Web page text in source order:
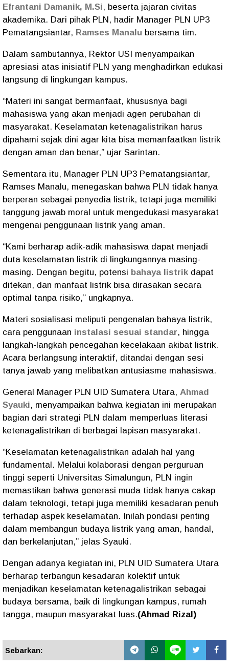
Efrantani Damanik, M.Si, beserta jajaran civitas
akademika. Dari pihak PLN, hadir Manager PLN UP3
Pematangsiantar, Ramses Manalu bersama tim.
Dalam sambutannya, Rektor USI menyampaikan
apresiasi atas inisiatif PLN yang menghadirkan edukasi
langsung di lingkungan kampus.
“Materi ini sangat bermanfaat, khususnya bagi
mahasiswa yang akan menjadi agen perubahan di
masyarakat. Keselamatan ketenagalistrikan harus
dipahami sejak dini agar kita bisa memanfaatkan listrik
dengan aman dan benar,” ujar Sarintan.
Sementara itu, Manager PLN UP3 Pematangsiantar,
Ramses Manalu, menegaskan bahwa PLN tidak hanya
berperan sebagai penyedia listrik, tetapi juga memiliki
tanggung jawab moral untuk mengedukasi masyarakat
mengenai penggunaan listrik yang aman.
“Kami berharap adik-adik mahasiswa dapat menjadi
duta keselamatan listrik di lingkungannya masing-
masing. Dengan begitu, potensi bahaya listrik dapat
ditekan, dan manfaat listrik bisa dirasakan secara
optimal tanpa risiko,” ungkapnya.
Materi sosialisasi meliputi pengenalan bahaya listrik,
cara penggunaan instalasi sesuai standar, hingga
langkah-langkah pencegahan kecelakaan akibat listrik.
Acara berlangsung interaktif, ditandai dengan sesi
tanya jawab yang melibatkan antusiasme mahasiswa.
General Manager PLN UID Sumatera Utara, Ahmad
Syauki, menyampaikan bahwa kegiatan ini merupakan
bagian dari strategi PLN dalam memperluas literasi
ketenagalistrikan di berbagai lapisan masyarakat.
“Keselamatan ketenagalistrikan adalah hal yang
fundamental. Melalui kolaborasi dengan perguruan
tinggi seperti Universitas Simalungun, PLN ingin
memastikan bahwa generasi muda tidak hanya cakap
dalam teknologi, tetapi juga memiliki kesadaran penuh
terhadap aspek keselamatan. Inilah pondasi penting
dalam membangun budaya listrik yang aman, handal,
dan berkelanjutan,” jelas Syauki.
Dengan adanya kegiatan ini, PLN UID Sumatera Utara
berharap terbangun kesadaran kolektif untuk
menjadikan keselamatan ketenagalistrikan sebagai
budaya bersama, baik di lingkungan kampus, rumah
tangga, maupun masyarakat luas.(Ahmad Rizal)
Sebarkan: